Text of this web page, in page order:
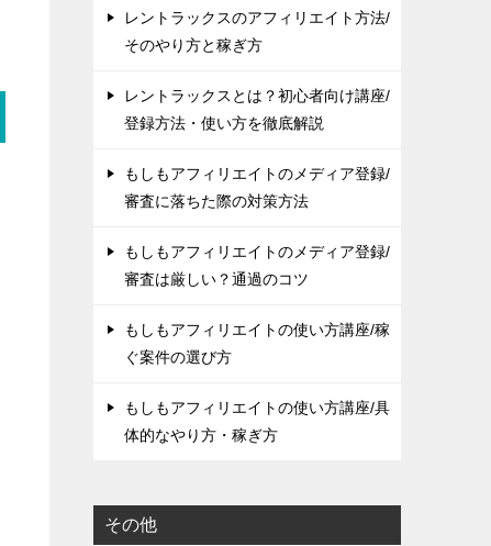
レントラックスのアフィリエイト方法/
そのやり方と稼ぎ方
レントラックスとは？初心者向け講座/
登録方法・使い方を徹底解説
もしもアフィリエイトのメディア登録/
審査に落ちた際の対策方法
もしもアフィリエイトのメディア登録/
審査は厳しい？通過のコツ
もしもアフィリエイトの使い方講座/稼
ぐ案件の選び方
もしもアフィリエイトの使い方講座/具
体的なやり方・稼ぎ方
その他